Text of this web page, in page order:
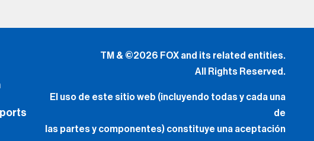
TM & ©2026 FOX and its related entities.
All Rights Reserved.
El uso de este sitio web (incluyendo todas y cada una
de
las partes y componentes) constituye una aceptación